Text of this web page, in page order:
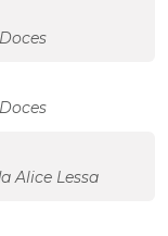
Alice Lessa